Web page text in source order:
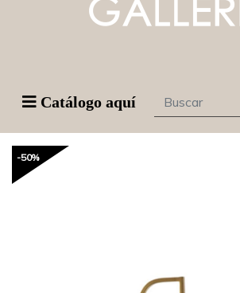
Catálogo aquí
-50%